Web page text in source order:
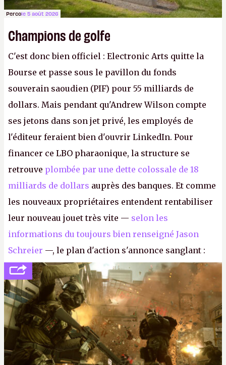
Percole 5 août 2026
Champions de golfe
C'est donc bien officiel : Electronic Arts quitte la
Bourse et passe sous le pavillon du fonds
souverain saoudien (PIF) pour 55 milliards de
dollars. Mais pendant qu'Andrew Wilson compte
ses jetons dans son jet privé, les employés de
l'éditeur feraient bien d'ouvrir LinkedIn. Pour
financer ce LBO pharaonique, la structure se
retrouve plombée par une dette colossale de 18
milliards de dollars auprès des banques. Et comme
les nouveaux propriétaires entendent rentabiliser
leur nouveau jouet très vite — selon les
informations du toujours bien renseigné Jason
Schreier —, le plan d'action s'annonce sanglant :
réductions de coûts drastiques, fermetures de
studios et licenciements massifs. En gros, essorer
FCetBattlefield, puis virer le reste.P.